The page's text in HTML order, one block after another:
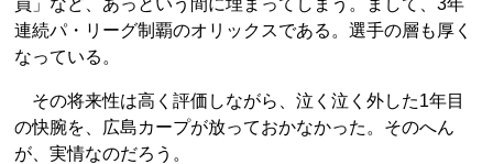
連続パ・リーグ制覇のオリックスである。選手の層も厚く
なっている。
その将来性は高く評価しながら、泣く泣く外した1年目
の快腕を、広島カープが放っておかなかった。そのへん
が、実情なのだろう。